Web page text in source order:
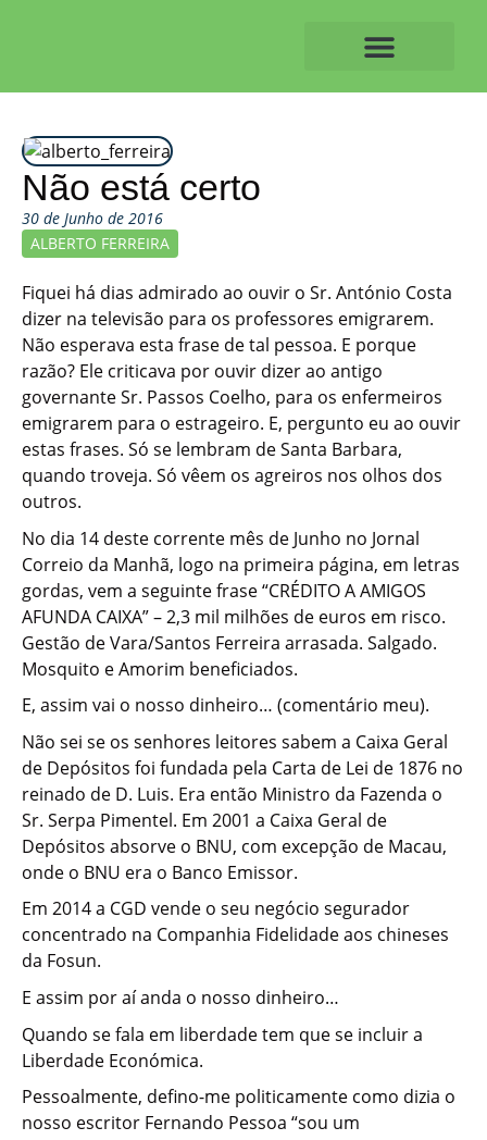
Não está certo
30 de Junho de 2016
ALBERTO FERREIRA
Fiquei há dias admirado ao ouvir o Sr. António Costa
dizer na televisão para os professores emigrarem.
Não esperava esta frase de tal pessoa. E porque
razão? Ele criticava por ouvir dizer ao antigo
governante Sr. Passos Coelho, para os enfermeiros
emigrarem para o estrageiro. E, pergunto eu ao ouvir
estas frases. Só se lembram de Santa Barbara,
quando troveja. Só vêem os agreiros nos olhos dos
outros.
No dia 14 deste corrente mês de Junho no Jornal
Correio da Manhã, logo na primeira página, em letras
gordas, vem a seguinte frase “CRÉDITO A AMIGOS
AFUNDA CAIXA” – 2,3 mil milhões de euros em risco.
Gestão de Vara/Santos Ferreira arrasada. Salgado.
Mosquito e Amorim beneficiados.
E, assim vai o nosso dinheiro… (comentário meu).
Não sei se os senhores leitores sabem a Caixa Geral
de Depósitos foi fundada pela Carta de Lei de 1876 no
reinado de D. Luis. Era então Ministro da Fazenda o
Sr. Serpa Pimentel. Em 2001 a Caixa Geral de
Depósitos absorve o BNU, com excepção de Macau,
onde o BNU era o Banco Emissor.
Em 2014 a CGD vende o seu negócio segurador
concentrado na Companhia Fidelidade aos chineses
da Fosun.
E assim por aí anda o nosso dinheiro…
Quando se fala em liberdade tem que se incluir a
Liberdade Económica.
Pessoalmente, defino-me politicamente como dizia o
nosso escritor Fernando Pessoa “sou um